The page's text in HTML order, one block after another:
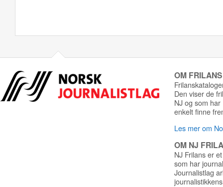
OM
Den viser de
NJ og som
enkelt finne
Les mer om
OM NJ
NJ Frilans er
som har
Journalistlag